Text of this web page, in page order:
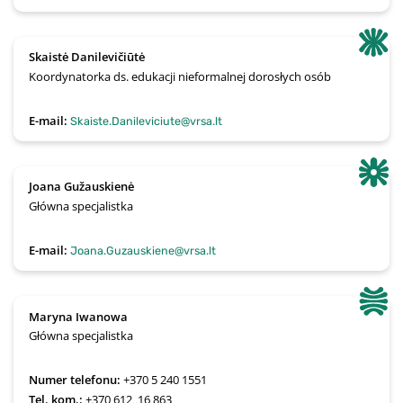
Skaistė Danilevičiūtė
Koordynatorka ds. edukacji nieformalnej dorosłych osób
E-mail:Skaiste.Danileviciute@vrsa.lt
Joana Gužauskienė
Główna specjalistka
E-mail:Joana.Guzauskiene@vrsa.lt
Maryna Iwanowa
Główna specjalistka
Numer telefonu:+370 5 240 1551
Tel. kom.:+370 612  16 863